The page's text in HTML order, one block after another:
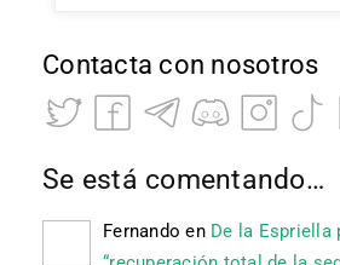
Contacta con nosotros
Se está comentando…
Fernando en De la Espriella